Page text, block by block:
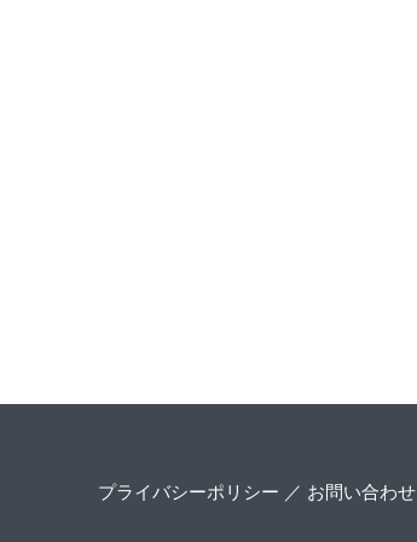
プライバシーポリシー ／ お問い合わせ